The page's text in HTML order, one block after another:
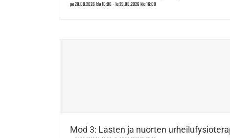
pe 28.08.2026 klo 10:00-la 29.08.2026 klo 16:00
Mod 3: Lasten ja nuorten